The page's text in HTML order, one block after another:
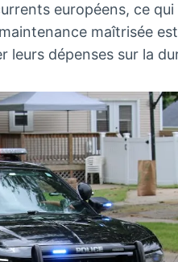
européens, ce
maîtrisée
leurs dépenses sur la